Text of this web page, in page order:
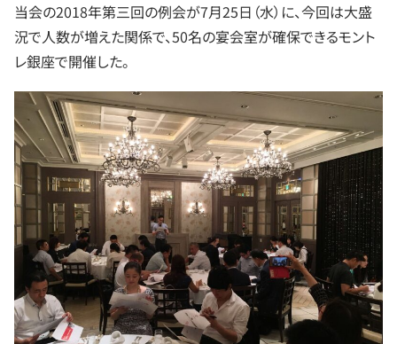
当会の2018年第三回の例会が7月25日（水）に、今回は大盛
況で人数が増えた関係で、50名の宴会室が確保できるモント
レ銀座で開催した。